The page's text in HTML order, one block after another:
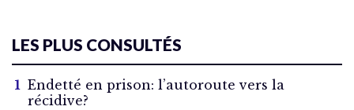
LES PLUS CONSULTÉS
Endetté en prison: l’autoroute vers la
récidive?